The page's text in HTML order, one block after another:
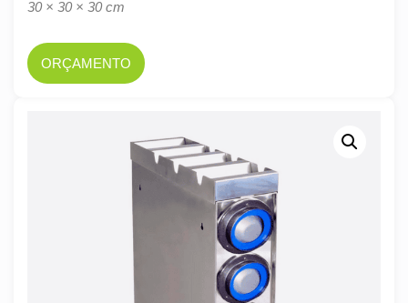
30 × 30 × 30 cm
ORÇAMENTO